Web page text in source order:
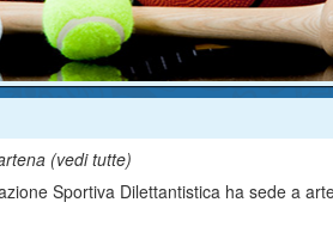
(vedi tutte)
Sportiva Dilettantistica ha sede a